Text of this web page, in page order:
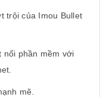
trội của Imou Bullet
nối phần mềm với
mẽ.